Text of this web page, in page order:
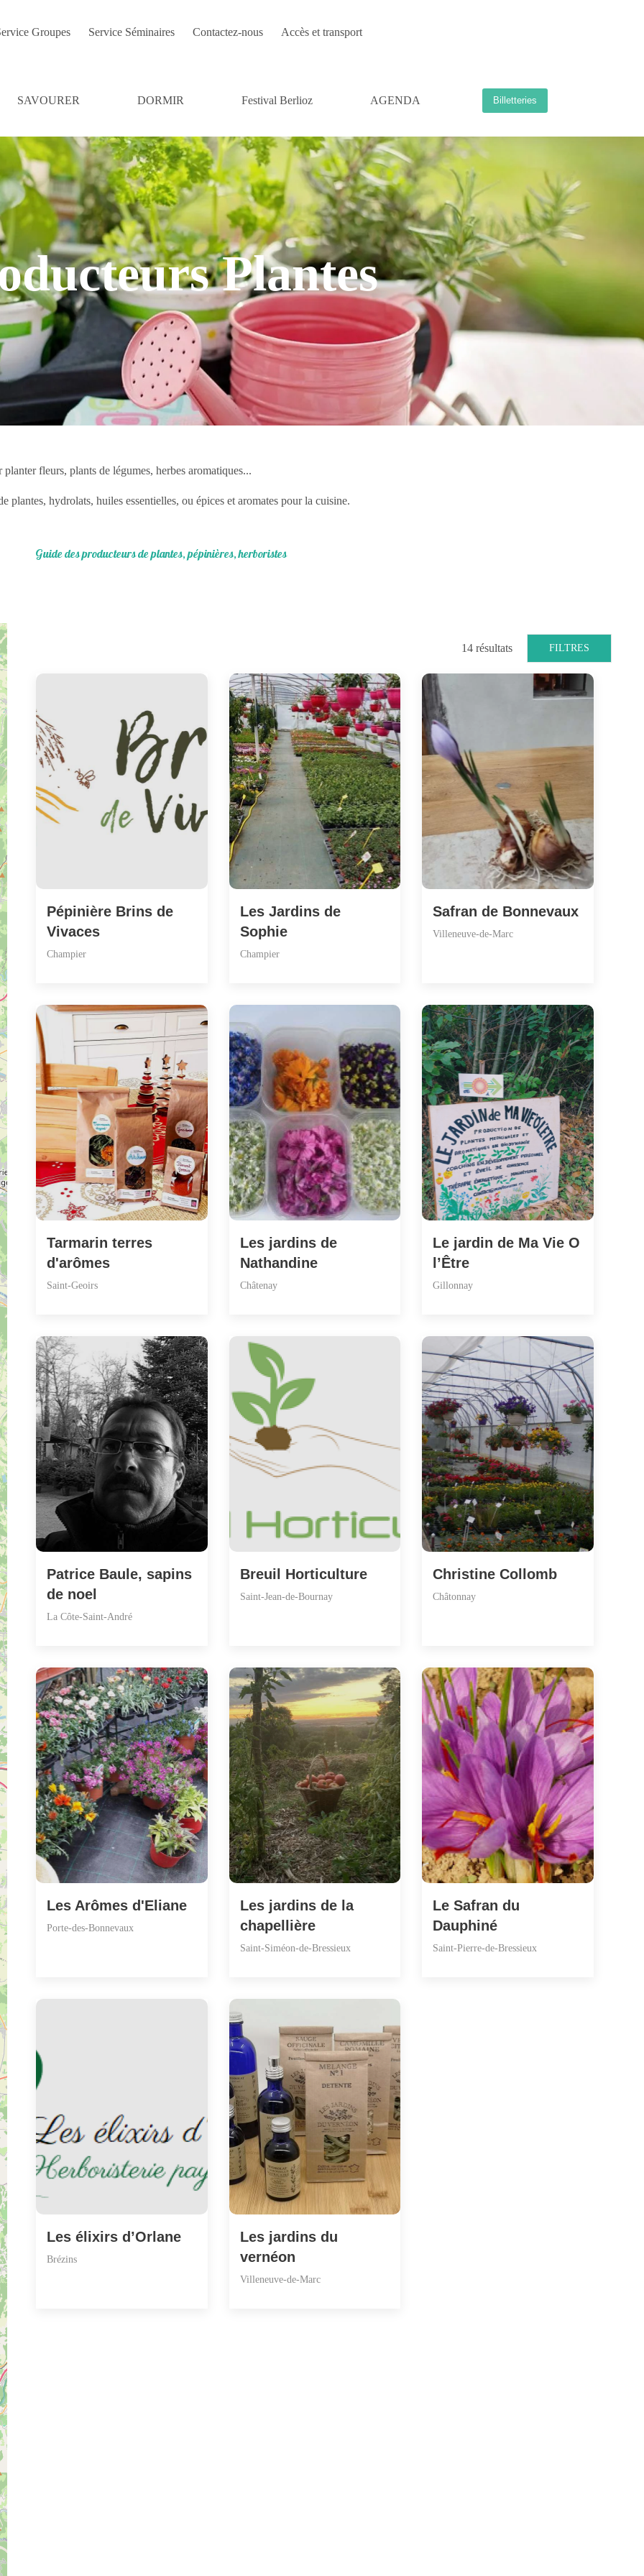
Groupes Service Séminaires Contactez-nous Accès et transport
SAVOURER DORMIR Festival Berlioz AGENDA Billetteries
Plantes
fleurs, plants de légumes, herbes aromatiques...
hydrolats, huiles essentielles, ou épices et aromates pour la cuisine.
Guide des producteurs de plantes, pépinières, herboristes
14 résultats FILTRES
Pépinière Brins de
Vivaces
Champier
Les Jardins de
Sophie
Champier
Safran de Bonnevaux
Villeneuve-de-Marc
Tarmarin terres
d'arômes
Saint-Geoirs
Les jardins de
Nathandine
Châtenay
Le jardin de Ma Vie O
l’Être
Gillonnay
Patrice Baule, sapins
de noel
La Côte-Saint-André
Breuil Horticulture
Saint-Jean-de-Bournay
Christine Collomb
Châtonnay
Les Arômes d'Eliane
Porte-des-Bonnevaux
Les jardins de la
chapellière
Saint-Siméon-de-Bressieux
Le Safran du
Dauphiné
Saint-Pierre-de-Bressieux
Les élixirs d’Orlane
Brézins
Les jardins du
vernéon
Villeneuve-de-Marc